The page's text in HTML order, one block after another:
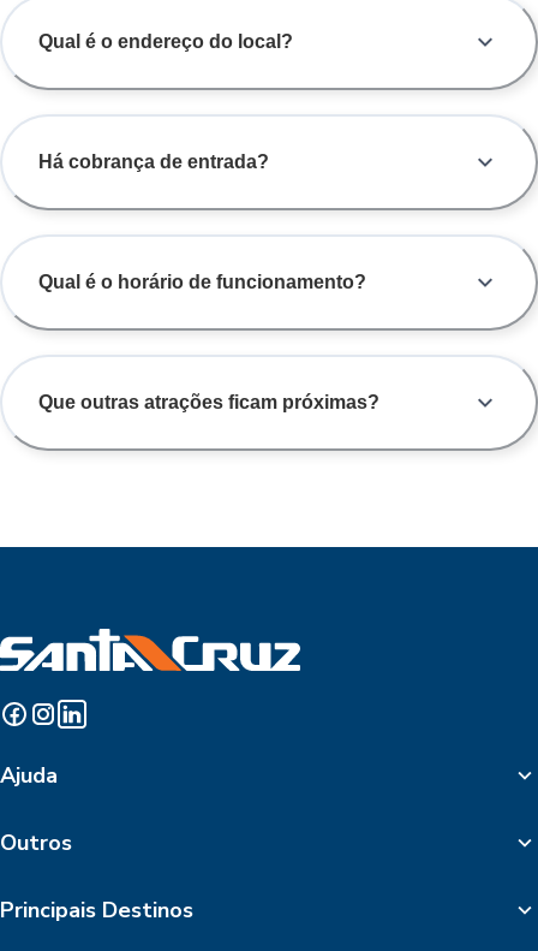
Qual é o endereço do local?
Há cobrança de entrada?
Qual é o horário de funcionamento?
Que outras atrações ficam próximas?
Ajuda
Outros
Principais Destinos